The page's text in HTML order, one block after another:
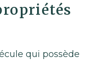
qui possède